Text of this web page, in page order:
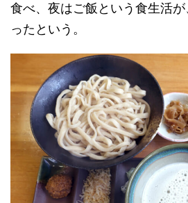
食べ、夜はご飯という食生活
ったという。